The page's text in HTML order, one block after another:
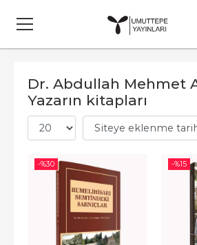
Dr. Abdullah Mehmet
Yazarın kitapları
-%30 -%15